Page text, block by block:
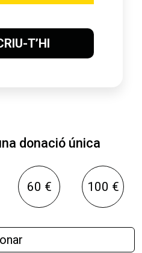
T’HI
donació única
60 € 100 €